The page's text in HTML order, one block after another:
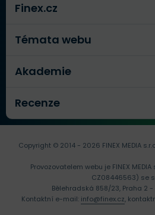
Finex.cz
Témata webu
Akademie
Recenze
Copyright © 2014 - 2026 FINEX MEDIA
Provozovatelem webu je FINEX
CZ08446563) se
Bělehradská 858/23, Praha 2 -
Kontaktní e-mail: info@finex.cz,